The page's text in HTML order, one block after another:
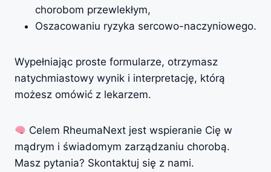
chorobom przewlekłym,
Oszacowaniu ryzyka sercowo-naczyniowego.
Wypełniając proste formularze, otrzymasz
natychmiastowy wynik i interpretację, którą
możesz omówić z lekarzem.
Celem RheumaNext jest wspieranie Cię w
mądrym i świadomym zarządzaniu chorobą.
Masz pytania? Skontaktuj się z nami.